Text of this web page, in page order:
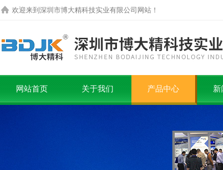
欢迎来到 深圳市博大精科技实业有限公司 网站！
网站首页 关于我们 产品中心 新